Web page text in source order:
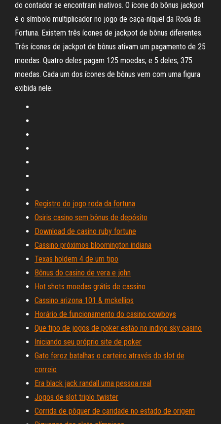
do contador se encontram inativos. O ícone do bônus jackpot
é o símbolo multiplicador no jogo de caça-níquel da Roda da
Fortuna. Existem três ícones de jackpot de bônus diferentes.
Três ícones de jackpot de bônus ativam um pagamento de 25
moedas. Quatro deles pagam 125 moedas, e 5 deles, 375
moedas. Cada um dos ícones de bônus vem com uma figura
exibida nele.
Registro do jogo roda da fortuna
Osiris casino sem bônus de depósito
Download de casino ruby ​​fortune
Cassino próximos bloomington indiana
Texas holdem 4 de um tipo
Bônus do casino de vera e john
Hot shots moedas grátis de cassino
Cassino arizona 101 & mckellips
Horário de funcionamento do casino cowboys
Que tipo de jogos de poker estão no indigo sky casino
Iniciando seu próprio site de poker
Gato feroz batalhas o carteiro através do slot de
correio
Era black jack randall uma pessoa real
Jogos de slot triplo twister
Corrida de pôquer de caridade no estado de origem